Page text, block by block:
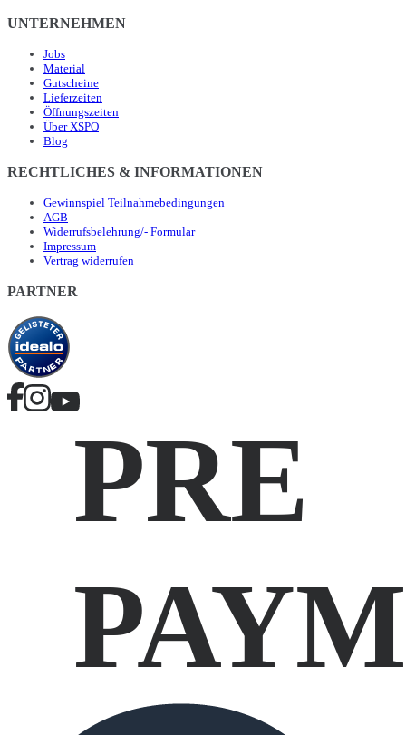
UNTERNEHMEN
Jobs
Material
Gutscheine
Lieferzeiten
Öffnungszeiten
Über XSPO
Blog
RECHTLICHES & INFORMATIONEN
Gewinnspiel Teilnahmebedingungen
AGB
Widerrufsbelehrung/- Formular
Impressum
Vertrag widerrufen
PARTNER